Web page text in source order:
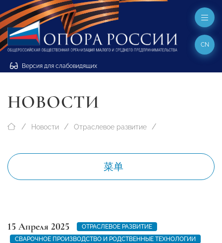
Версия для слабовидящих
CN
НОВОСТИ
Новости Отраслевое развитие
菜单
15 Апреля 2025
ОТРАСЛЕВОЕ РАЗВИТИЕ
СВАРОЧНОЕ ПРОИЗВОДСТВО И РОДСТВЕННЫЕ ТЕХНОЛОГИИ